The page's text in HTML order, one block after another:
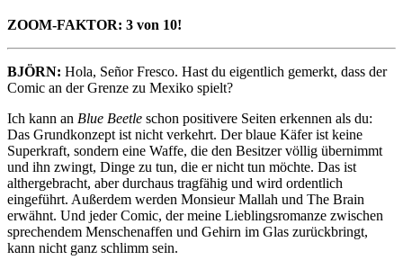
ZOOM-FAKTOR: 3 von 10!
BJÖRN: Hola, Señor Fresco. Hast du eigentlich gemerkt, dass der
Comic an der Grenze zu Mexiko spielt?
Ich kann an Blue Beetle schon positivere Seiten erkennen als du:
Das Grundkonzept ist nicht verkehrt. Der blaue Käfer ist keine
Superkraft, sondern eine Waffe, die den Besitzer völlig übernimmt
und ihn zwingt, Dinge zu tun, die er nicht tun möchte. Das ist
althergebracht, aber durchaus tragfähig und wird ordentlich
eingeführt. Außerdem werden Monsieur Mallah und The Brain
erwähnt. Und jeder Comic, der meine Lieblingsromanze zwischen
sprechendem Menschenaffen und Gehirn im Glas zurückbringt,
kann nicht ganz schlimm sein.